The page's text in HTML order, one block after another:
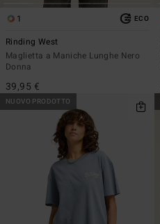
1 ECO
Rinding West
Maglietta a Maniche Lunghe Nero
Donna
39,95 €
NUOVO PRODOTTO